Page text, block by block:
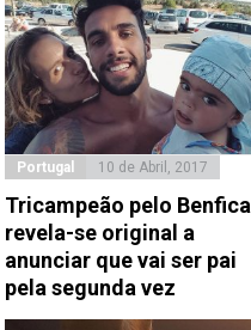
Portugal 10 de Abril, 2017
Tricampeão pelo Benfica
revela-se original a
anunciar que vai ser pai
pela segunda vez